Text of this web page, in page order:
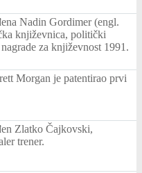
Nadin Gordimer (engl.
književnica, politički
za književnost 1991.
Morgan je patentirao prvi
Zlatko Čajkovski,
trener.